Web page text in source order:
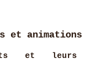
et animations
et leurs